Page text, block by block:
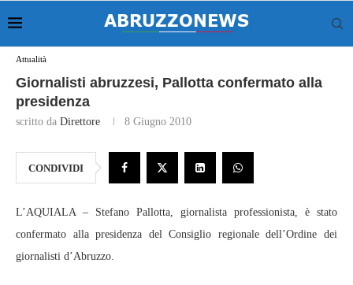
Attualità
Giornalisti abruzzesi, Pallotta confermato alla
presidenza
scritto da Direttore 8 Giugno 2010
CONDIVIDI
L’AQUIALA – Stefano Pallotta, giornalista professionista, è stato
confermato alla presidenza del Consiglio regionale dell’Ordine dei
giornalisti d’Abruzzo.